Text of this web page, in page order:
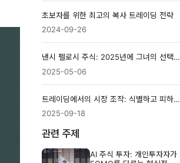
초보자를 위한 최고의 복사 트레이딩 전략
2024-09-26
낸시 펠로시 주식: 2025년에 그녀의 선택을 따라야 할까?
2025-05-06
트레이딩에서의 시장 조작: 식별하고 피하는 방법
2025-09-18
관련 주제
AI 주식 투자: 개인투자자가